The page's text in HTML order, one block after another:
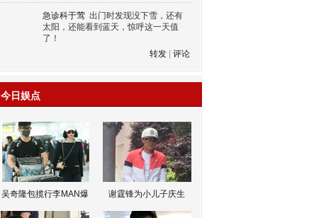
急诊科于莺 出门时发现没下雪，还有
太阳，还能看到蓝天，惊呼这一天值
了！
转发
评论
今日娱点
吴奇隆包揽行李MAN爆 谢霆锋为小儿子庆生